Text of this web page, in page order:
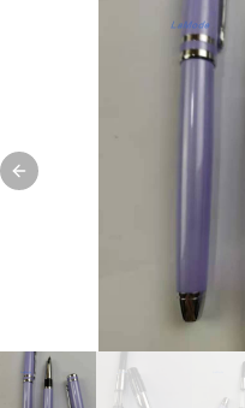
Previous slide